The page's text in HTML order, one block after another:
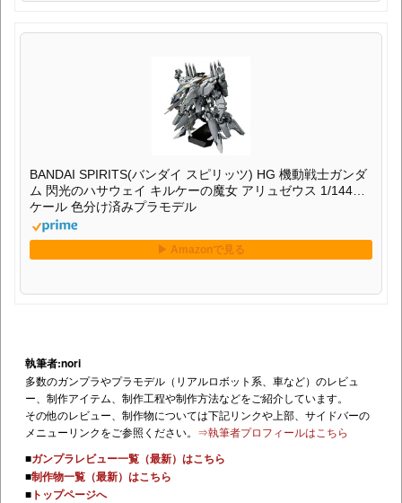
BANDAI SPIRITS(バンダイ スピリッツ) HG 機動戦士ガンダ
ム 閃光のハサウェイ キルケーの魔女 アリュゼウス 1/144ス
ケール 色分け済みプラモデル
執筆者:nori
多数のガンプラやプラモデル（リアルロボット系、車など）のレビュ
ー、制作アイテム、制作工程や制作方法などをご紹介しています。
その他のレビュー、制作物については下記リンクや上部、サイドバーの
メニューリンクをご参照ください。 ⇒執筆者プロフィールはこちら
■ガンプラレビュー一覧（最新）はこちら
■制作物一覧（最新）はこちら
■ トップページへ